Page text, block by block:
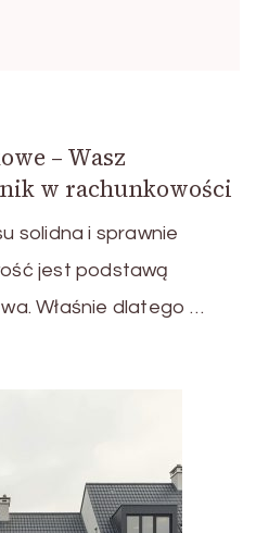
– Wasz
w rachunkowości
solidna i sprawnie
jest podstawą
Właśnie dlatego …